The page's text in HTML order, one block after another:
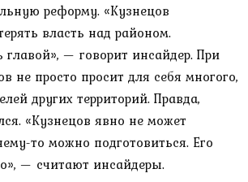
реформу. «Кузнецов
власть над районом.
— говорит инсайдер. При
не просто просит для себя многого,
других территорий. Правда,
«Кузнецов явно не может
то можно подготовиться. Его
— считают инсайдеры.